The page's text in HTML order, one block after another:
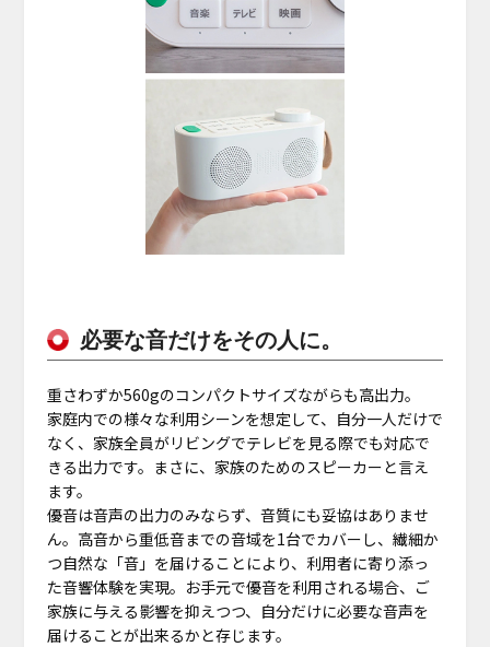
必要な音だけをその人に。
重さわずか560gのコンパクトサイズながらも高出力。
家庭内での様々な利用シーンを想定して、自分一人だけで
なく、家族全員がリビングでテレビを見る際でも対応で
きる出力です。まさに、家族のためのスピーカーと言え
ます。
優音は音声の出力のみならず、音質にも妥協はありませ
ん。高音から重低音までの音域を1台でカバーし、繊細か
つ自然な「音」を届けることにより、利用者に寄り添っ
た音響体験を実現。お手元で優音を利用される場合、ご
家族に与える影響を抑えつつ、自分だけに必要な音声を
届けることが出来るかと存じます。